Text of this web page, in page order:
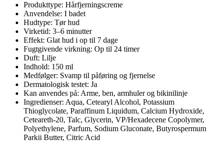
Produkttype: Hårfjerningscreme
Anvendelse: I badet
Hudtype: Tør hud
Virketid: 3–6 minutter
Effekt: Glat hud i op til 7 dage
Fugtgivende virkning: Op til 24 timer
Duft: Lilje
Indhold: 150 ml
Medfølger: Svamp til påføring og fjernelse
Dermatologisk testet: Ja
Kan anvendes på: Arme, ben, armhuler og bikinilinje
Ingredienser: Aqua, Cetearyl Alcohol, Potassium
Thioglycolate, Paraffinum Liquidum, Calcium Hydroxide,
Ceteareth-20, Talc, Glycerin, VP/Hexadecene Copolymer,
Polyethylene, Parfum, Sodium Gluconate, Butyrospermum
Parkii Butter, Citric Acid